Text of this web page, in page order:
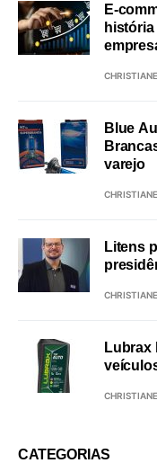
E-
história
Blue
varejo
Litens
Lubrax
CATEGORIAS